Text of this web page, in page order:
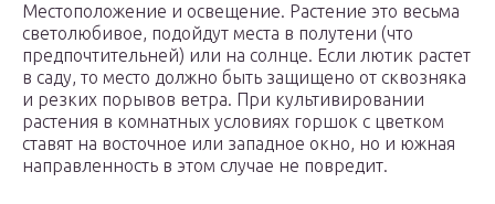
Местоположение и освещение. Растение это весьма
светолюбивое, подойдут места в полутени (что
предпочтительней) или на солнце. Если лютик растет
в саду, то место должно быть защищено от сквозняка
и резких порывов ветра. При культивировании
растения в комнатных условиях горшок с цветком
ставят на восточное или западное окно, но и южная
направленность в этом случае не повредит.